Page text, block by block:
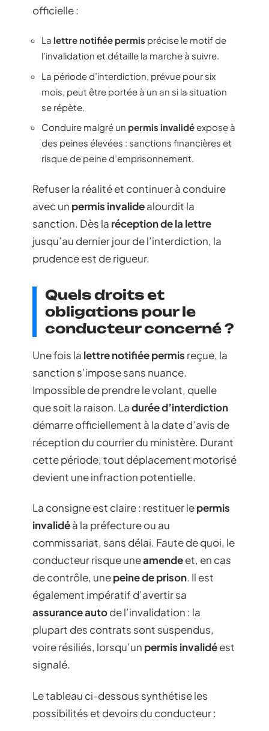
officielle :
La lettre notifiée permis précise le motif de
l’invalidation et détaille la marche à suivre.
La période d’interdiction, prévue pour six
mois, peut être portée à un an si la situation
se répète.
Conduire malgré un permis invalidéexpose à
des peines élevées : sanctions financières et
risque de peine d’emprisonnement.
Refuser la réalité et continuer à conduire
avec un permis invalidealourdit la
sanction. Dès la réception de la lettre
jusqu’au dernier jour de l’interdiction, la
prudence est de rigueur.
Quels droits et
obligations pour le
conducteur concerné ?
Une fois la lettre notifiée permis reçue, la
sanction s’impose sans nuance.
Impossible de prendre le volant, quelle
que soit la raison. Ladurée d’interdiction
démarre officiellement à la date d’avis de
réception du courrier du ministère. Durant
cette période, tout déplacement motorisé
devient une infraction potentielle.
La consigne est claire : restituer lepermis
invalidéà la préfecture ou au
commissariat, sans délai. Faute de quoi, le
conducteur risque uneamendeet, en cas
de contrôle, unepeine de prison. Il est
également impératif d’avertir sa
assurance autode l’invalidation : la
plupart des contrats sont suspendus,
voire résiliés, lorsqu’un permis invalidéest
signalé.
Le tableau ci-dessous synthétise les
possibilités et devoirs du conducteur :